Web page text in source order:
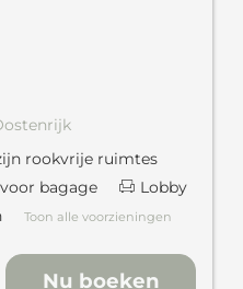
rookvrije ruimtes
bagage
Lobby
Toon alle voorzieningen
Nu boeken